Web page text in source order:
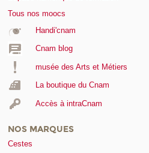
Tous nos moocs
Handi'cnam
Cnam blog
musée des Arts et Métiers
La boutique du Cnam
Accès à intraCnam
NOS MARQUES
Cestes